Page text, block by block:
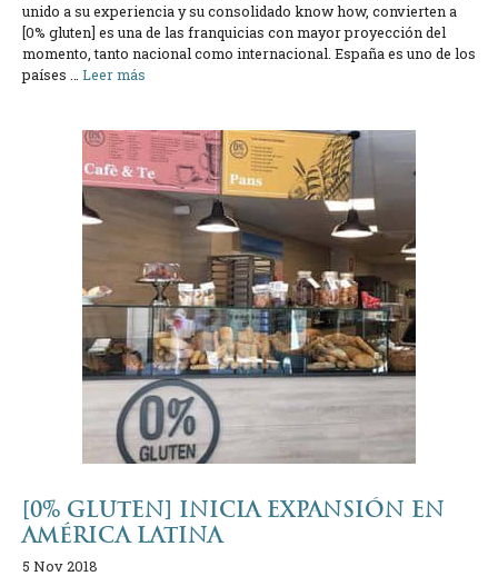
unido a su experiencia y su consolidado know how, convierten a
[0% gluten] es una de las franquicias con mayor proyección del
momento, tanto nacional como internacional. España es uno de los
países … Leer más
[0% GLUTEN] INICIA EXPANSIÓN EN
AMÉRICA LATINA
5 Nov 2018